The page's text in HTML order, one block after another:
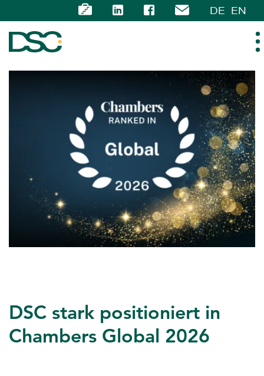
DE EN
ÜBER UNS
EXPERTISE
TEAM
NEWS
KARRIERE
DSC stark positioniert in
Chambers Global 2026